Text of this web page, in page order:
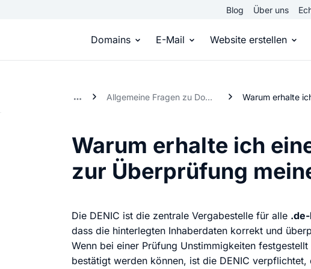
Blog Über uns
Domains
Domain kaufen
Du hast die Idee, wir die passende Domain
Top Level Domains
Über 950 Domain-Endungen aus aller Welt
Domain registrieren
Einfach & schnell beim Domain-Profi
E-Mail
Eigene Email Domain
E-Mail-Hosting
Zugriff auf E-Mails immer
Website erstellen
Website
Erstelle
Eigene
Online-
Bringe
Allgemeine Fragen zu Domains
Warum erhalte ich
zur Überprüfung
Die DENIC ist die zentrale Vergabestelle für alle
dass die hinterlegten Inhaberdaten korrekt und
Wenn bei einer Prüfung Unstimmigkeiten
bestätigt werden können, ist die DENIC